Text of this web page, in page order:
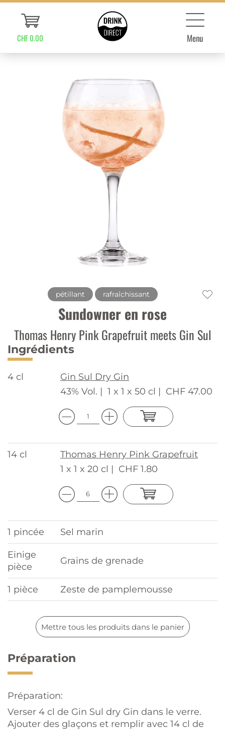
CHF 0.00 Menu
pétillant rafraîchissant
Sundowner en rose
Thomas Henry Pink Grapefruit meets Gin Sul
Ingrédients
4 cl
Gin Sul Dry Gin
43% Vol. | 1 x 1 x 50 cl | CHF 47.00
14 cl
Thomas Henry Pink Grapefruit
1 x 1 x 20 cl | CHF 1.80
1 pincée Sel marin
Einige
pièce
Grains de grenade
1 pièce Zeste de pamplemousse
Mettre tous les produits dans le panier
Préparation
Préparation:
Verser 4 cl de Gin Sul dry Gin dans le verre.
Ajouter des glaçons et remplir avec 14 cl de